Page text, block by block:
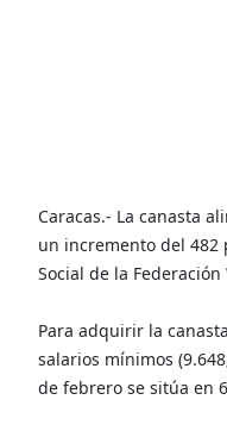
Caracas.- La canasta
un incremento del 482
Social de la Federación
Para adquirir la
salarios mínimos
de febrero se sitúa en